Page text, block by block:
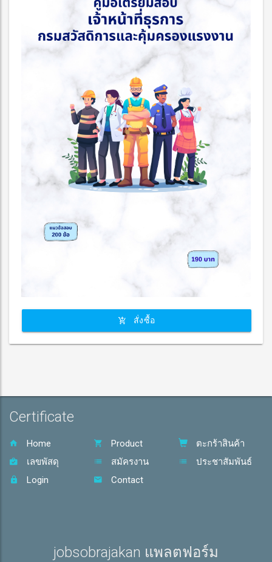
สั่งซื้อ
Certificate
Home Product
ตะกร้าสินค้า
เลขพัสดุ
สมัครงาน
ประชาสัมพันธ์
Login
Contact
jobsobrajakan แพลตฟอร์ม